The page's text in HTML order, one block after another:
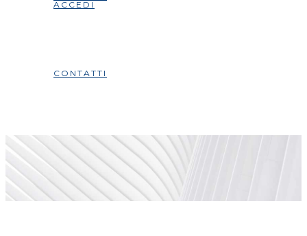
ACCEDI
CONTATTI